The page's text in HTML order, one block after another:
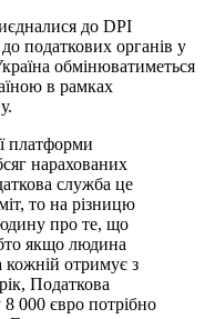
до DPI
податкових органів у
обмінюватиметься
в рамках
платформи
нарахованих
служба це
то на різницю
про те, що
якщо людина
отримує з
Податкова
000 євро потрібно